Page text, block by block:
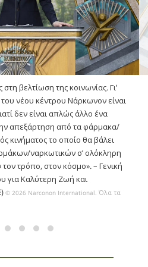
βελτίωση της κοινωνίας. Γι’
νέου κέντρου Νάρκωνον είναι
δεν είναι απλώς άλλο ένα
απεξάρτηση από τα φάρμακα/
κινήματος το οποίο θα βάλει
ναρκωτικών σ’ ολόκληρη
τον τρόπο, στον κόσμο».– Γενική
για Καλύτερη Ζωή και
© 2026 Narconon International. Όλα τα